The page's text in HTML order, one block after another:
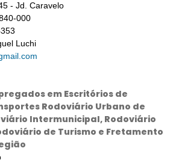
- Jd. Caravelo
000
Luchi
em Escritórios de
Rodoviário Urbano de
Intermunicipal, Rodoviário
de Turismo e Fretamento